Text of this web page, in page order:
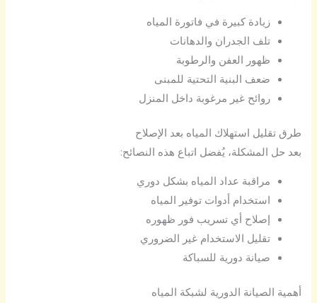
زيادة كبيرة في فاتورة المياه
تلف الجدران والدهانات
ظهور العفن والرطوبة
ضعف البنية التحتية للمبنى
روائح غير مرغوبة داخل المنزل
طرق تقليل استهلاك المياه بعد الإصلاح
بعد حل المشكلة، يُفضل اتباع هذه النصائح:
مراقبة عداد المياه بشكل دوري
استخدام أدوات توفير المياه
إصلاح أي تسريب فور ظهوره
تقليل الاستخدام غير الضروري
صيانة دورية للسباكة
أهمية الصيانة الدورية لشبكة المياه